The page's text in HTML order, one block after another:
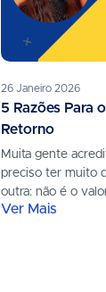
26 Janeiro 2026
5 Razões Para
Retorno
Muita gente
preciso ter muito
outra: não é o
Ver Mais